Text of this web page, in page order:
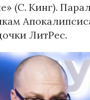
(С. Кинг).
ЛитРес.